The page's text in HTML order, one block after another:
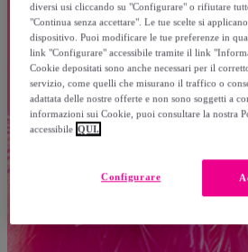
diversi usi cliccando su "Configurare" o rifiutare
"Continua senza accettare". Le tue scelte si
dispositivo. Puoi modificare le tue preferenze in
link "Configurare" accessibile tramite il link
Cookie depositati sono anche necessari per il
servizio, come quelli che misurano il traffico o
adattata delle nostre offerte e non sono soggetti a
informazioni sui Cookie, puoi consultare la nostra
accessibile QUI.
Configurare